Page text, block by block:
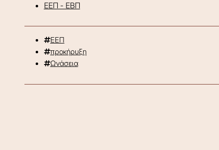
ΕΕΠ - ΕΒΠ
ΕΕΠ
προκήρυξη
Ωνάσεια